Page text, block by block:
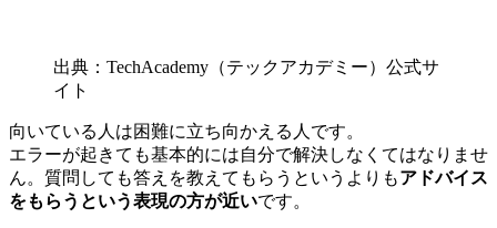
出典：TechAcademy（テックアカデミー）公式サ
イト
向いている人は困難に立ち向かえる人です。
エラーが起きても基本的には自分で解決しなくてはなりませ
ん。質問しても答えを教えてもらうというよりもアドバイス
をもらうという表現の方が近いです。